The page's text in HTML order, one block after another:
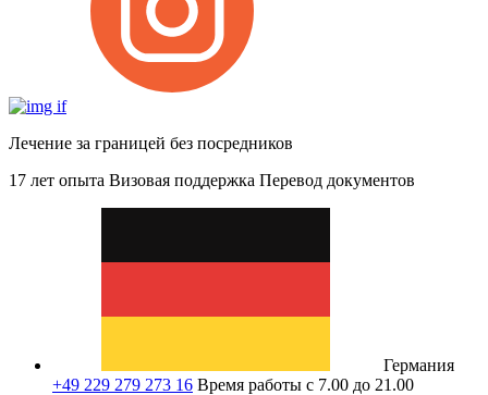
Лечение за границей без посредников
17 лет опыта Визовая поддержка Перевод документов
Германия
+49 229 279 273 16 Время работы с 7.00 до 21.00